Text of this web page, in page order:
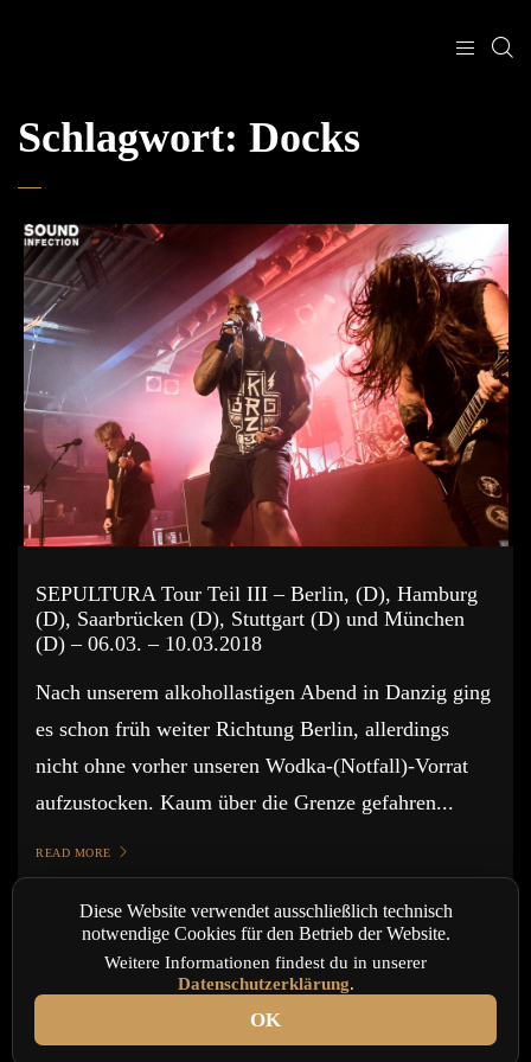
Schlagwort: Docks
SEPULTURA Tour Teil III – Berlin, (D), Hamburg
(D), Saarbrücken (D), Stuttgart (D) und München
(D) – 06.03. – 10.03.2018
Nach unserem alkohollastigen Abend in Danzig ging
es schon früh weiter Richtung Berlin, allerdings
nicht ohne vorher unseren Wodka-(Notfall)-Vorrat
aufzustocken. Kaum über die Grenze gefahren...
READ MORE
Diese Website verwendet ausschließlich technisch
notwendige Cookies für den Betrieb der Website.
Weitere Informationen findest du in unserer
Datenschutzerklärung.
OK